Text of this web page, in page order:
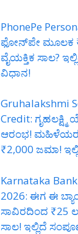
PhonePe
ಫೋನ್‌ಪೇ ಮೂಲಕ
ವೈಯಕ್ತಿಕ ಸಾಲ?
ವಿಧಾನ!
Gruhalakshmi
Credit:
ಆರಂಭ! ಮಹಿಳೆಯರ
₹2,000 ಜಮಾ!
Karnataka
2026: ಈಗ ಈ
ಸಾವಿರದಿಂದ ₹25
ಸಾಲ! ಇಲ್ಲಿದೆ